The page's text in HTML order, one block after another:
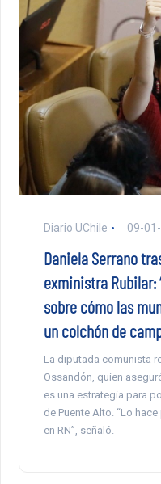
Diario UChile 09-
Daniela Serrano
exministra Rubilar:
sobre cómo las
un colchón de
La diputada comunista
Ossandón, quien
es una estrategia para
de Puente Alto. “Lo
en RN”, señaló.